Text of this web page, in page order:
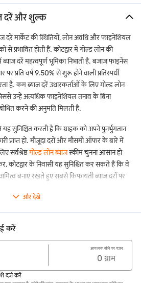
और लाभप्रदान करते हैं जो इसे कोटद्वार में एक
हैं. हमारे गोल्ड लोन के तहत प्रदान की जाने वाली
सुविधाके साथ, आप अपने लोन के एक हिस्से का
लोन अवधि समाप्त होने से पहले अपनी गोल्ड
ले सकते हैं.
शुल्क नहीं*
ही चुकाएं या बिना किसी अतिरिक्त लागत के पूरी
आपको अपने सोने के लिए सर्वश्रेष्ठ वैल्यू मिलती है,
कैरेट मीटर का उपयोग करते हैं.
में होने पर आपकी गोल्ड ज्वेलरी की चोरी या नुकसान
अर्ध-वार्षिक या वार्षिक आधार पर ब्याज का
के समय भुगतान के लिए देय होगा.
अप्लाई करें. जब आप अपने शहर में हमारी
दरें और शुल्क
दरें मार्केट की स्थितियों, लोन अवधि और फाइनेंशियल
से प्रभावित होती हैं. कोटद्वार में गोल्ड लोन की
ब्याज दरें महत्वपूर्ण भूमिका निभाती हैं. बजाज फाइनेंस
प्रति वर्ष 9.50% से शुरू होने वाली प्रतिस्पर्धी
है. कम ब्याज दरें उधारकर्ताओं के लिए गोल्ड लोन
उन्हें अत्यधिक फाइनेंशियल तनाव के बिना
करने की अनुमति मिलती है.
सुनिश्चित करती है कि ग्राहक को अपने पुनर्भुगतान
प्राप्त हो. मौजूदा दरों और मौसमी ऑफर के बारे में
सर्वश्रेष्ठगोल्ड लोन ब्याजस्कीम चुनना आसान हो
कोटद्वार के निवासी यह सुनिश्चित कर सकते हैं कि वे
बनाए रखते हुए सबसे किफायती ब्याज दरों पर
और देखें
करें
आवश्यक सोने का वज़न
0 ग्राम
दर्ज करें